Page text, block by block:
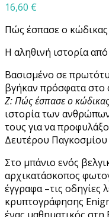
16,60 €
Πώς έσπασε ο
Η αληθινή ιστορία
Βασισμένο σε
βγήκαν πρόσφατα
Z: Πώς έσπασε ο
ιστορία των
τους για να
Δευτέρου
Στο μπάνιο ενός
αρχικατάσκοπος
έγγραφα –τις οδηγίες
κρυπτογράφησης